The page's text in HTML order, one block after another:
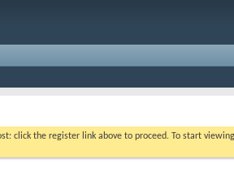
click the register link above to proceed. To start